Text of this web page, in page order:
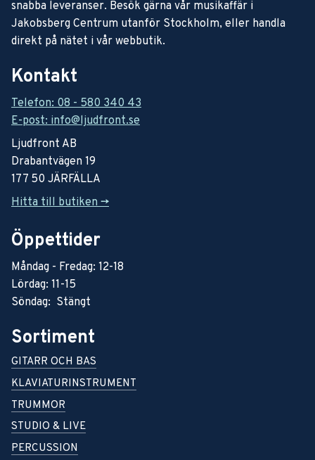
snabba leveranser. Besök gärna vår musikaffär i
Jakobsberg Centrum utanför Stockholm, eller handla
direkt på nätet i vår webbutik.
Kontakt
Telefon: 08 - 580 340 43
E-post: info@ljudfront.se
Ljudfront AB
Drabantvägen 19
177 50 JÄRFÄLLA
Hitta till butiken ->
Öppettider
Måndag - Fredag: 12-18
Lördag: 11-15
Söndag: Stängt
Sortiment
GITARR OCH BAS
KLAVIATURINSTRUMENT
TRUMMOR
STUDIO & LIVE
PERCUSSION